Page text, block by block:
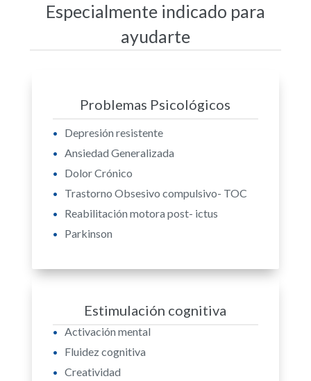
Especialmente indicado para
ayudarte
Problemas Psicológicos
Depresión resistente
Ansiedad Generalizada
Dolor Crónico
Trastorno Obsesivo compulsivo- TOC
Reabilitación motora post- ictus
Parkinson
Estimulación cognitiva
Activación mental
Fluidez cognitiva
Creatividad